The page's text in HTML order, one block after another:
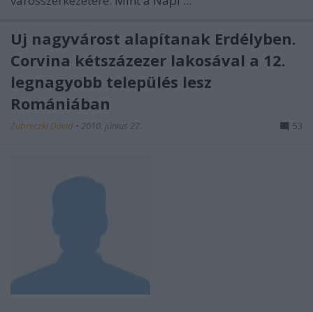
Új nagyvárost alapítanak Erdélyben.
Corvina kétszázezer lakosával a 12.
legnagyobb település lesz
Romániában
Zubreczki Dávid • 2010. június 27. 53